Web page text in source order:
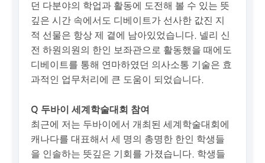
던 다분야의 학업과 활동에 도전해 볼 수 있는 뜻
깊은 시간 속에서도 디베이트가 선사한 값진 지
적 선물은 항상 제 곁에 남아있었습니다. 넬리 신
전 하원의원의 한인 보좌관으로 활동했을 때에도
디베이트를 통해 연마하였던 의사소통 기술은 효
과적인 업무처리에 큰 도움이 되었습니다.
Q 두바이 세계학술대회 참여
최근에 저는 두바이에서 개최된 세계학술대회에
캐나다를 대표해서 세 명의 총명한 한인 학생들
을 인솔하는 뜻깊은 기회를 가졌습니다. 학생들